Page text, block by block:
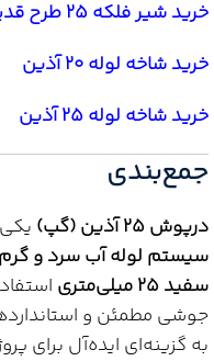
خرید شیر فلکه 25 طرح قدیم
خرید شاخه لوله 20 آذین
خرید شاخه لوله 25 آذین
جمع‌بندی
درپوش 25 آذین (گپ)
سیستم لوله آب سرد و گرم
سفید 25 میلی‌متری
جوشی مطمئن و
به گزینه‌ای ایده‌آل برای